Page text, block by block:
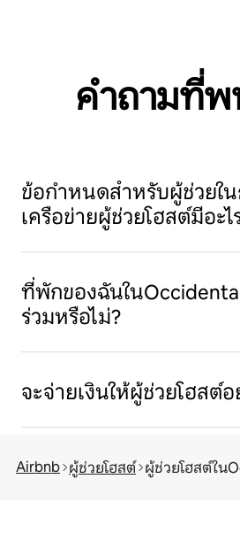
คำถามที่
ข้อกำหนดสำหรับผู้ช่วยใน
เครือข่ายผู้ช่วยโฮสต์มีอะไ
ที่พักของฉันใน
ร่วมหรือไม่?
จะจ่ายเงินให้ผู้ช่วยโฮสต์อ
Airbnb ผู้ช่วยโฮสต์ ผู้ช่วยโฮสต์ใน